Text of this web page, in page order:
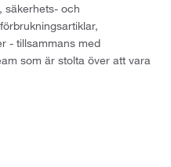
säkerhets- och
- tillsammans med
som är stolta över att vara